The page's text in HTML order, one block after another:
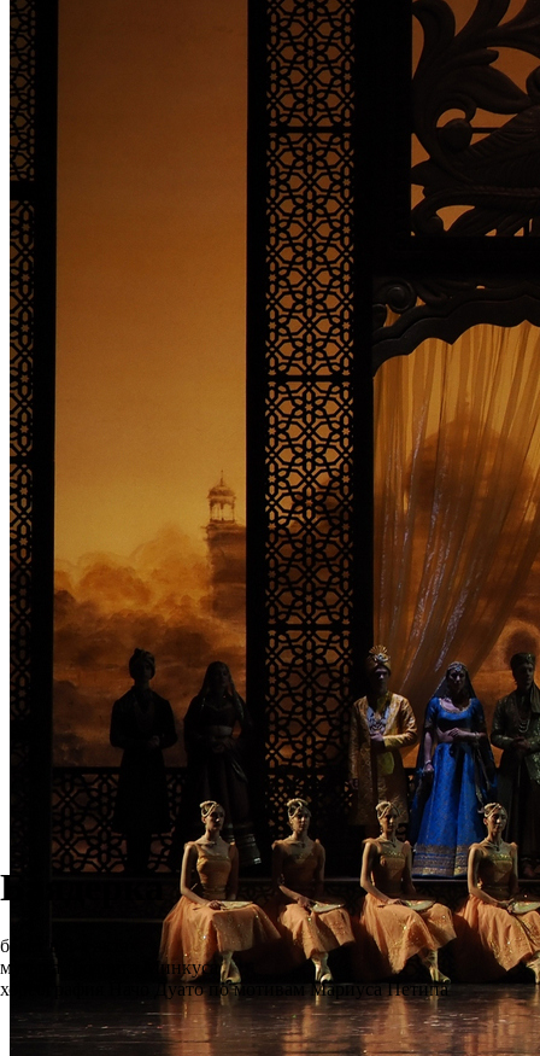
Баядерка
балет в 3-х актах
музыка Людвига Минкуса
хореография Начо Дуато по мотивам Мариуса Петипа